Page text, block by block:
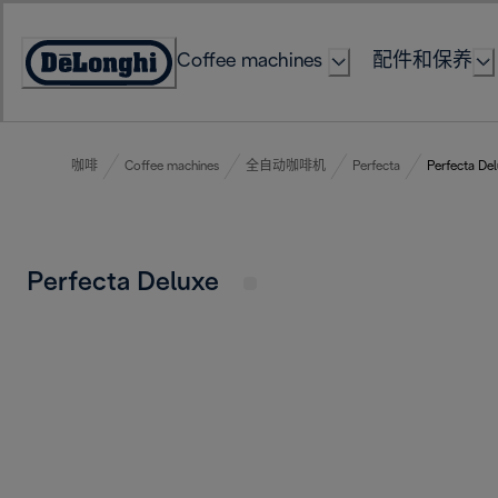
Content
Accessibility
Coffee machines 配件和保养
咖啡 Coffee machines 全自动咖啡机 Perfecta Perfecta
Perfecta Deluxe